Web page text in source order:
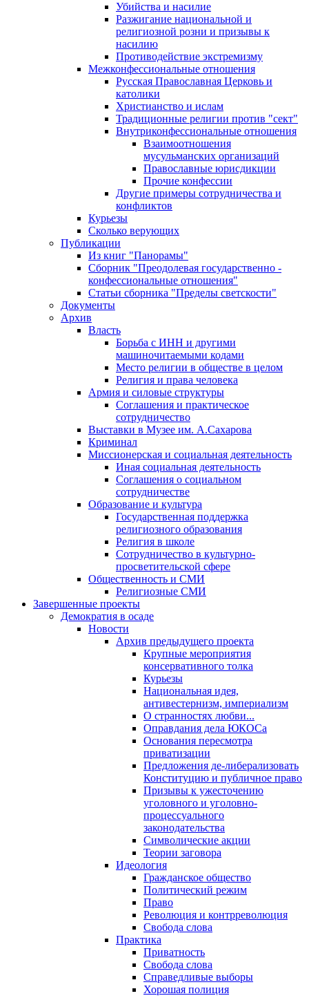
Убийства и насилие
Разжигание национальной и
религиозной розни и призывы к
насилию
Противодействие экстремизму
Межконфессиональные отношения
Русская Православная Церковь и
католики
Христианство и ислам
Традиционные религии против "сект"
Внутриконфессиональные отношения
Взаимоотношения
мусульманских организаций
Православные юрисдикции
Прочие конфессии
Другие примеры сотрудничества и
конфликтов
Курьезы
Сколько верующих
Публикации
Из книг "Панорамы"
Сборник "Преодолевая государственно -
конфессиональные отношения"
Статьи сборника "Пределы светскости"
Документы
Архив
Власть
Борьба с ИНН и другими
машиночитаемыми кодами
Место религии в обществе в целом
Религия и права человека
Армия и силовые структуры
Соглашения и практическое
сотрудничество
Выставки в Музее им. А.Сахарова
Криминал
Миссионерская и социальная деятельность
Иная социальная деятельность
Соглашения о социальном
сотрудничестве
Образование и культура
Государственная поддержка
религиозного образования
Религия в школе
Сотрудничество в культурно-
просветительской сфере
Общественность и СМИ
Религиозные СМИ
Завершенные проекты
Демократия в осаде
Новости
Архив предыдущего проекта
Крупные мероприятия
консервативного толка
Курьезы
Национальная идея,
антивестернизм, империализм
О странностях любви...
Оправдания дела ЮКОСа
Основания пересмотра
приватизации
Предложения де-либерализовать
Конституцию и публичное право
Призывы к ужесточению
уголовного и уголовно-
процессуального
законодательства
Символические акции
Теории заговора
Идеология
Гражданское общество
Политический режим
Право
Революция и контрреволюция
Свобода слова
Практика
Приватность
Свобода слова
Справедливые выборы
Хорошая полиция